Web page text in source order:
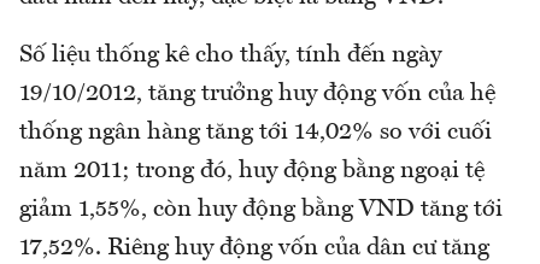
Số liệu thống kê cho thấy, tính đến ngày
19/10/2012, tăng trưởng huy động vốn của hệ
thống ngân hàng tăng tới 14,02% so với cuối
năm 2011; trong đó, huy động bằng ngoại tệ
giảm 1,55%, còn huy động bằng VND tăng tới
17,52%. Riêng huy động vốn của dân cư tăng